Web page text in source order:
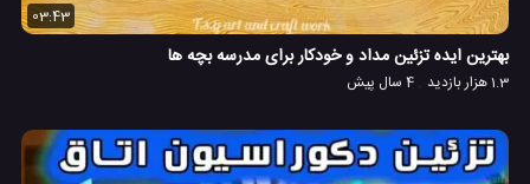
03:43
بهترین ایده تزئین مداد و خودکار برای مدرسه بچه ها
1.3 هزار بازدید 4 سال پیش